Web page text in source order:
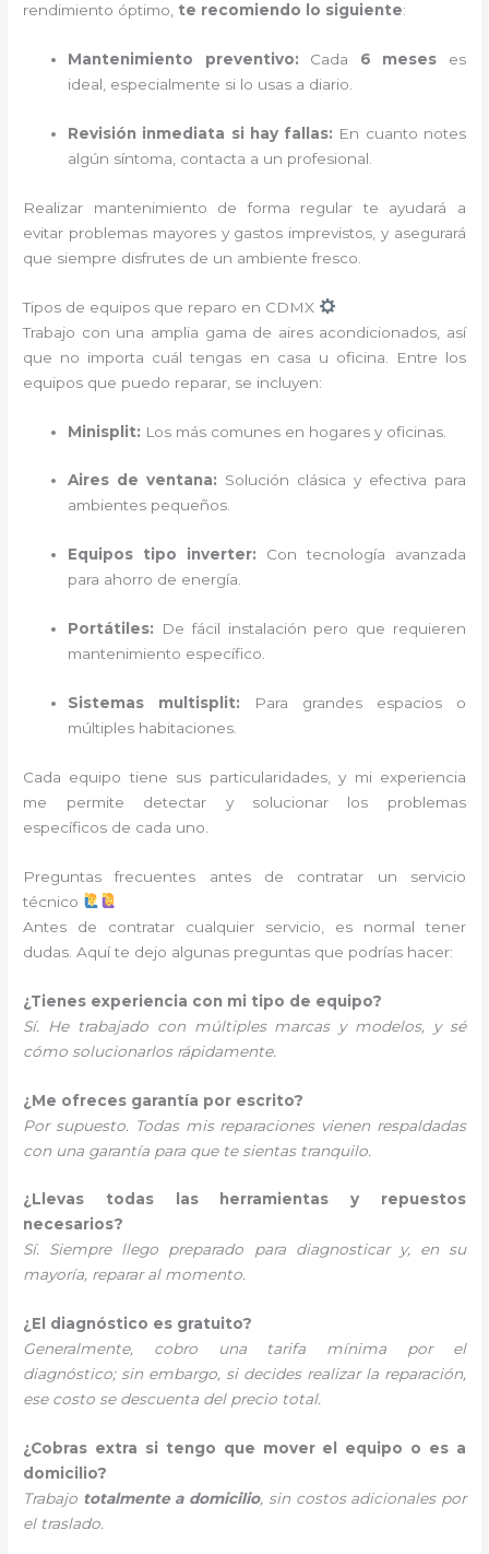
rendimiento óptimo, te recomiendo lo siguiente:
Mantenimiento preventivo: Cada 6 meses es
ideal, especialmente si lo usas a diario.
Revisión inmediata si hay fallas: En cuanto notes
algún síntoma, contacta a un profesional.
Realizar mantenimiento de forma regular te ayudará a
evitar problemas mayores y gastos imprevistos, y asegurará
que siempre disfrutes de un ambiente fresco.
Tipos de equipos que reparo en CDMX
Trabajo con una amplia gama de aires acondicionados, así
que no importa cuál tengas en casa u oficina. Entre los
equipos que puedo reparar, se incluyen:
Minisplit: Los más comunes en hogares y oficinas.
Aires de ventana: Solución clásica y efectiva para
ambientes pequeños.
Equipos tipo inverter: Con tecnología avanzada
para ahorro de energía.
Portátiles: De fácil instalación pero que requieren
mantenimiento específico.
Sistemas multisplit: Para grandes espacios o
múltiples habitaciones.
Cada equipo tiene sus particularidades, y mi experiencia
me permite detectar y solucionar los problemas
específicos de cada uno.
Preguntas frecuentes antes de contratar un servicio
técnico
Antes de contratar cualquier servicio, es normal tener
dudas. Aquí te dejo algunas preguntas que podrías hacer:
¿Tienes experiencia con mi tipo de equipo?
Sí. He trabajado con múltiples marcas y modelos, y sé
cómo solucionarlos rápidamente.
¿Me ofreces garantía por escrito?
Por supuesto. Todas mis reparaciones vienen respaldadas
con una garantía para que te sientas tranquilo.
¿Llevas todas las herramientas y repuestos
necesarios?
Sí. Siempre llego preparado para diagnosticar y, en su
mayoría, reparar al momento.
¿El diagnóstico es gratuito?
Generalmente, cobro una tarifa mínima por el
diagnóstico; sin embargo, si decides realizar la reparación,
ese costo se descuenta del precio total.
¿Cobras extra si tengo que mover el equipo o es a
domicilio?
Trabajo totalmente a domicilio, sin costos adicionales por
el traslado.